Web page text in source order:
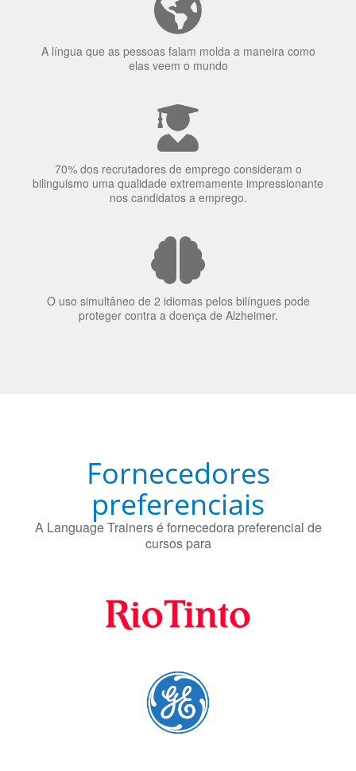
A língua que as pessoas falam molda a maneira como
elas veem o mundo
70% dos recrutadores de emprego consideram o
bilinguismo uma qualidade extremamente impressionante
nos candidatos a emprego.
O uso simultâneo de 2 idiomas pelos bilíngues pode
proteger contra a doença de Alzheimer.
Fornecedores
preferenciais
A Language Trainers é fornecedora preferencial de
cursos para